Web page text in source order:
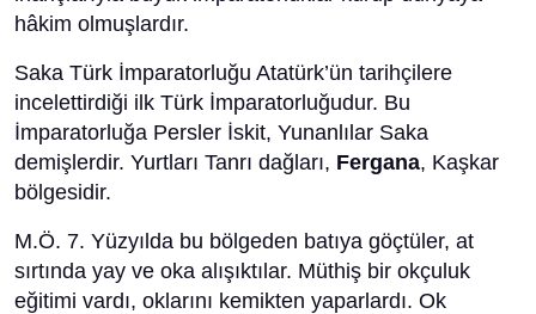
hâkim olmuşlardır.
Saka Türk İmparatorluğu Atatürk’ün tarihçilere
incelettirdiği ilk Türk İmparatorluğudur. Bu
İmparatorluğa Persler İskit, Yunanlılar Saka
demişlerdir. Yurtları Tanrı dağları, Fergana, Kaşkar
bölgesidir.
M.Ö. 7. Yüzyılda bu bölgeden batıya göçtüler, at
sırtında yay ve oka alışıktılar. Müthiş bir okçuluk
eğitimi vardı, oklarını kemikten yaparlardı. Ok